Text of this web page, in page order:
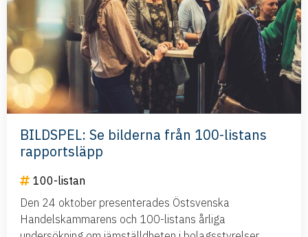
BILDSPEL: Se bilderna från 100-listans
rapportsläpp
100-listan
Den 24 oktober presenterades Östsvenska
Handelskammarens och 100-listans årliga